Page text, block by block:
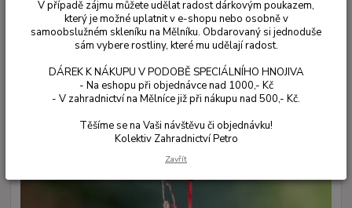
V případě zájmu můžete udělat radost dárkovým poukazem,
který je možné uplatnit v e-shopu nebo osobně v
samoobslužném skleníku na Mělníku. Obdarovaný si jednoduše
sám vybere rostliny, které mu udělají radost.
DÁREK K NÁKUPU V PODOBĚ SPECIÁLNÍHO HNOJIVA
- Na eshopu při objednávce nad 1000,- Kč
- V zahradnictví na Mělníce již při nákupu nad 500,- Kč.
Těšíme se na Vaši návštěvu či objednávku!
Kolektiv Zahradnictví Petro
Zavřít